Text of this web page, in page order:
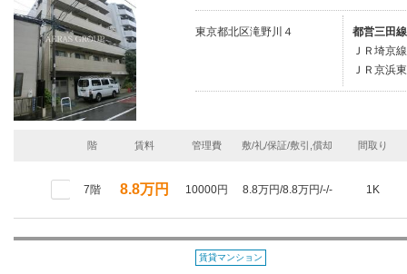
東京都北区滝野川４
都営三田
ＪＲ埼京
ＪＲ京浜
階 賃料 管理費 敷/礼/保証/敷引,償却 間取り
7階 8.8万円 10000円 8.8万円/8.8万円/-/- 1K
賃貸マンション